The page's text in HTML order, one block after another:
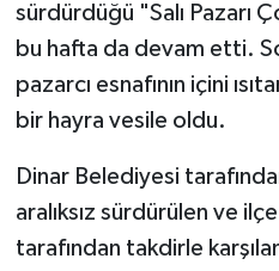
sürdürdüğü "Salı Pazarı
bu hafta da devam etti.
pazarcı esnafının içini
bir hayra vesile oldu.
Dinar Belediyesi
aralıksız sürdürülen ve
tarafından takdirle